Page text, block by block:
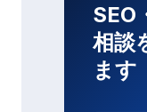
SEO
相談
ます